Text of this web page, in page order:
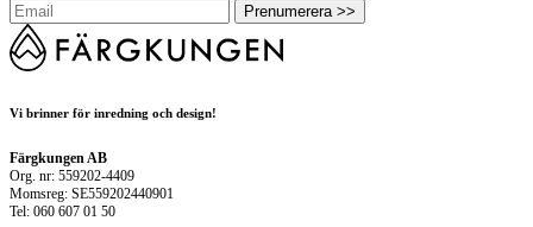
Prenumerera >>
Vi brinner för inredning och design!
Färgkungen AB
Org. nr: 559202-4409
Momsreg: SE559202440901
Tel: 060 607 01 50